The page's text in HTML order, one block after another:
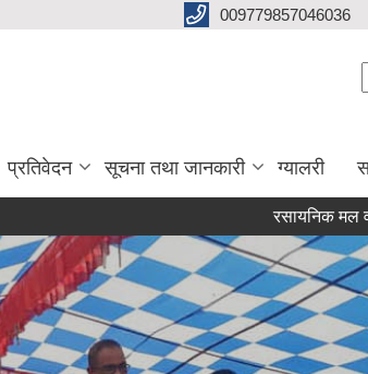
009779857046036
प्रतिवेदन सूचना तथा जानकारी ग्यालरी
रसायनिक मल